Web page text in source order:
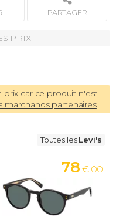
PARTAGER
PRIX
prix car ce produit n'est
marchands partenaires
Toutes lesLevi's
78 € 00